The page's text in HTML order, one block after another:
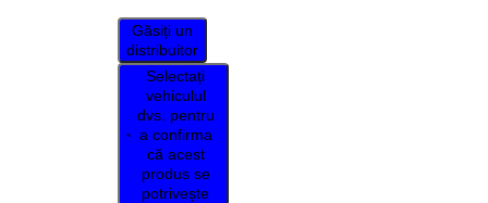
Găsiți un
distribuitor
Selectați
vehiculul
dvs. pentru
a confirma
că acest
produs se
potrivește